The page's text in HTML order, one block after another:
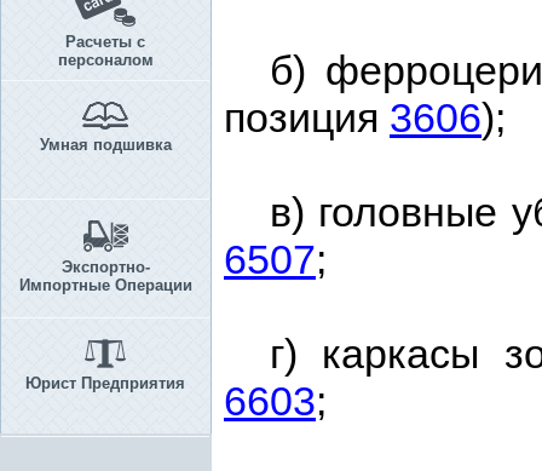
Расчеты с
персоналом
Умная подшивка
Экспортно-
Импортные Операции
Юрист Предприятия
б)
позиция 3606);
в) головные
6507;
г) каркасы
6603;